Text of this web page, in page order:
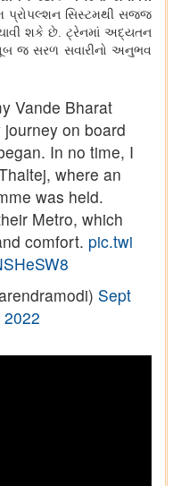
પ્રોપલ્શન સિસ્ટમથી સજ્જ
શકે છે. ટ્રેનમાં અદ્યતન
જ સરળ સવારીનો અનુભવ
Vande Bharat
on board
In no time, I
where an
was held.
Metro, which
comfort. pic.twi
Sept